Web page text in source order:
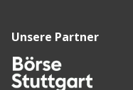
Unsere Partner